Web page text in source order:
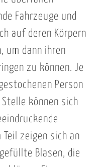
Fahrzeuge und
auf deren Körpern
um dann ihren
zu können. Je
Person
können sich
zeigen sich an
Blasen, die